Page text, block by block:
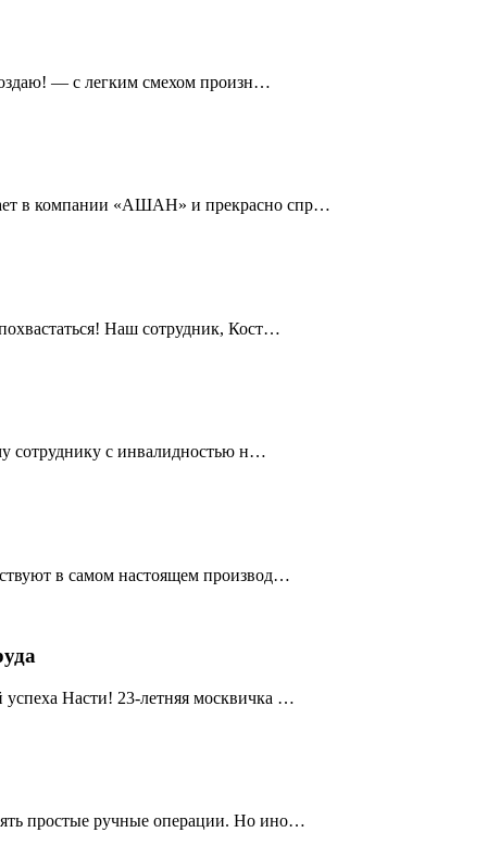
— с легким смехом произн…
в компании «АШАН» и прекрасно спр…
Наш сотрудник, Кост…
сотруднику с инвалидностью н…
в самом настоящем производ…
успеха Насти! 23-летняя москвичка …
простые ручные операции. Но ино…